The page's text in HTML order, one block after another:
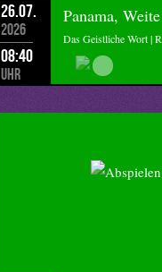
26.07.
2026
08:40
Uhr
Panama,
Das Geistliche Wort |